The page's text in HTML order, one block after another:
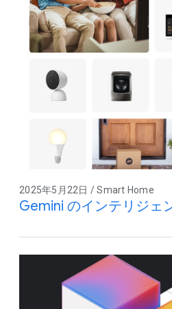
2025年5月22日 / Smart Home
Gemini のインテリジェ